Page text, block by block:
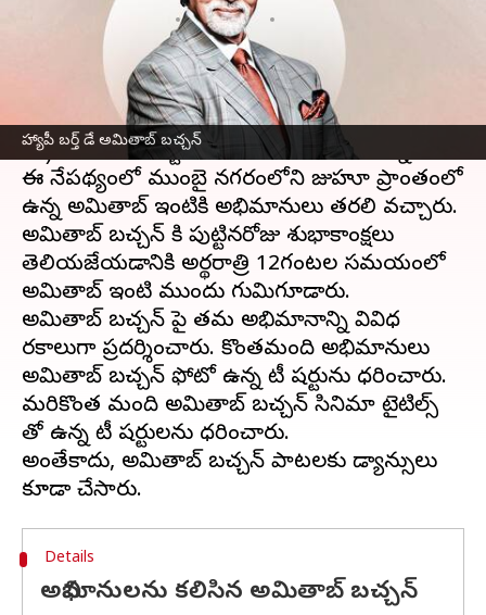
హ్యాపీ బర్త్ డే అమితాబ్ బచ్చన్
Sriram Pranateja Oct 11, 2023
ఈ వార్తాకథనం ఏంటి
బాలీవుడ్మెగాస్టార్అమితాబ్ బచ్చన్ఈరోజున(అక్టోబర్
11) తన 81వ పుట్టినరోజును జరుపుకుంటున్నారు.
ఈ నేపథ్యంలో ముంబై నగరంలోని జుహూ ప్రాంతంలో
ఉన్న అమితాబ్ ఇంటికి అభిమానులు తరలి వచ్చారు.
అమితాబ్ బచ్చన్ కి పుట్టినరోజు శుభాకాంక్షలు
తెలియజేయడానికి అర్థరాత్రి 12గంటల సమయంలో
అమితాబ్ ఇంటి ముందు గుమిగూడారు.
అమితాబ్ బచ్చన్ పై తమ అభిమానాన్ని వివిధ
రకాలుగా ప్రదర్శించారు. కొంతమంది అభిమానులు
అమితాబ్ బచ్చన్ ఫోటో ఉన్న టీ షర్టును ధరించారు.
మరికొంత మంది అమితాబ్ బచ్చన్ సినిమా టైటిల్స్
తో ఉన్న టీ షర్టులను ధరించారు.
అంతేకాదు, అమితాబ్ బచ్చన్ పాటలకు డ్యాన్సులు
Details
అభిమానులను కలిసిన అమితాబ్ బచ్చన్